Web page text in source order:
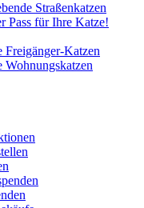
Straßenkatzen
Pass für Ihre Katze!
Freigänger-Katzen
Wohnungskatzen